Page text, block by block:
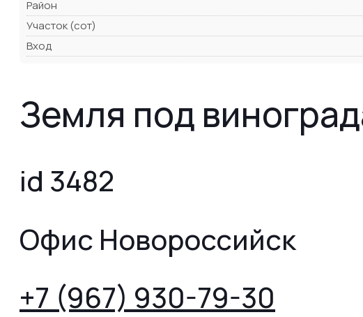
Район
Участок (сот)
Вход
Земля под
id 3482
Офис Новороссийск
+7 (967) 930-79-30